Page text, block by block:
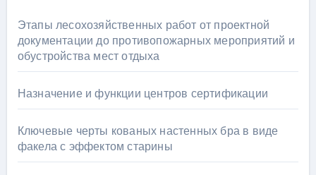
Этапы лесохозяйственных работ от проектной
документации до противопожарных мероприятий и
обустройства мест отдыха
Назначение и функции центров сертификации
Ключевые черты кованых настенных бра в виде
факела с эффектом старины